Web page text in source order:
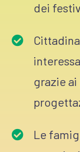
dei
grazie
Le